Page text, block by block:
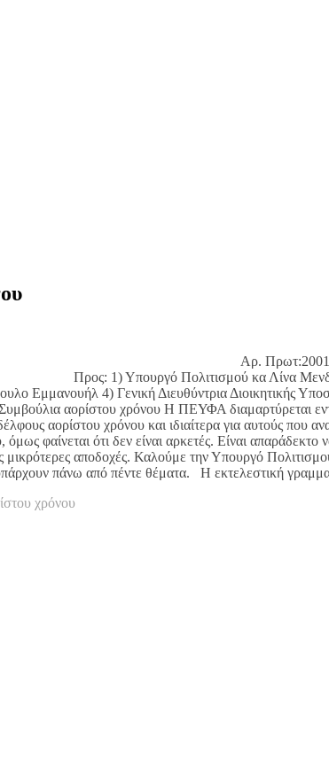
Πρωτ:2001
Μενδώνη 2) Γενικό
Εμμανουήλ 4) Γενική Διευθύντρια Διοικητικής
αορίστου χρόνου Η ΠΕΥΦΑ διαμαρτύρεται
αορίστου χρόνου και ιδιαίτερα για αυτούς που
φαίνεται ότι δεν είναι αρκετές. Είναι απαράδεκτο
αποδοχές. Καλούμε την Υπουργό
πάνω από πέντε θέματα. Η εκτελεστική
χρόνου